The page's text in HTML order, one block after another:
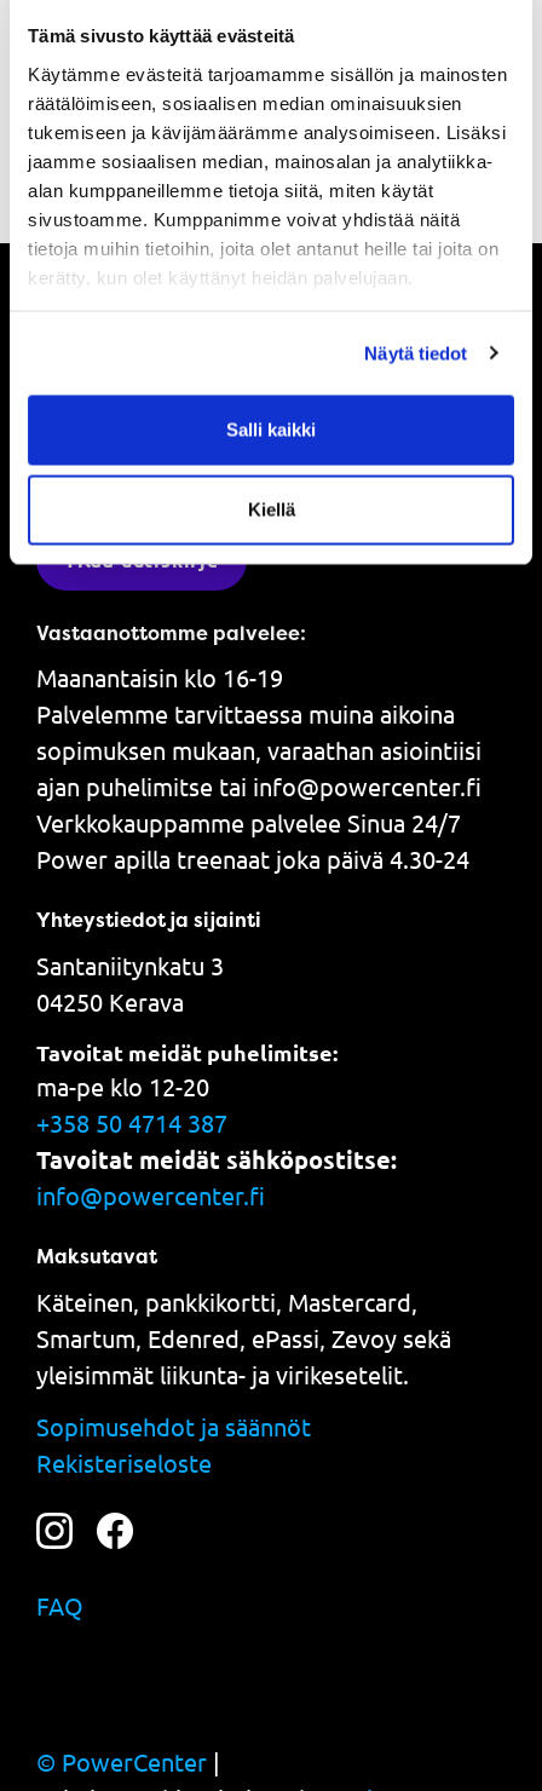
Tämä sivusto käyttää evästeitä
Käytämme evästeitä tarjoamamme sisällön ja mainosten
räätälöimiseen, sosiaalisen median ominaisuuksien
tukemiseen ja kävijämäärämme analysoimiseen. Lisäksi
jaamme sosiaalisen median, mainosalan ja analytiikka-
alan kumppaneillemme tietoja siitä, miten käytät
sivustoamme. Kumppanimme voivat yhdistää näitä
tietoja muihin tietoihin, joita olet antanut heille tai joita on
kerätty, kun olet käyttänyt heidän palvelujaan.
Näytä tiedot
Salli kaikki
Kiellä
(*) Tieto on pakollinen
tarjouksemme.
Tilaa uutiskirje
Vastaanottomme palvelee:
Maanantaisin klo 16-19
Palvelemme tarvittaessa muina aikoina
sopimuksen mukaan, varaathan asiointiisi
ajan puhelimitse tai info@powercenter.fi
Verkkokauppamme palvelee Sinua 24/7
Power apilla treenaat joka päivä 4.30-24
Yhteystiedot ja sijainti
Santaniitynkatu 3
04250 Kerava
Tavoitat meidät puhelimitse:
ma-pe klo 12-20
+358 50 4714 387
Tavoitat meidät sähköpostitse:
info@powercenter.fi
Maksutavat
Käteinen, pankkikortti, Mastercard,
Smartum, Edenred, ePassi, Zevoy sekä
yleisimmät liikunta- ja virikesetelit.
Sopimusehdot ja säännöt
Rekisteriseloste
FAQ
© PowerCenter |